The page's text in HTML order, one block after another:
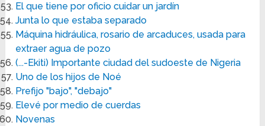
El que tiene por oficio cuidar un jardín
Junta lo que estaba separado
Máquina hidráulica, rosario de arcaduces, usada para
extraer agua de pozo
(...-Ekiti) Importante ciudad del sudoeste de Nigeria
Uno de los hijos de Noé
Prefijo "bajo", "debajo"
Elevé por medio de cuerdas
Novenas